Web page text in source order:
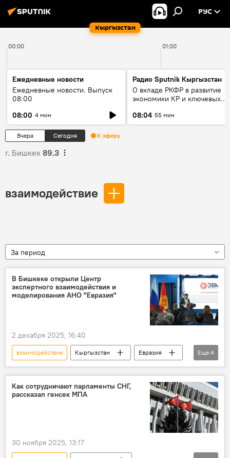
Кыргызстан
РУС
00:00 01:00
Ежедневные новости
Ежедневные новости. Выпуск
08:00
08:00 4 мин
Радио Sputnik Кыргызстан
О вкладе РКФР в развитие
экономики КР и ключевых
08:04 55 мин
Вчера Сегодня К эфиру
г. Бишкек 89.3
взаимодействие
За период
В Бишкеке открыли Центр
экспертного взаимодействия и
моделирования АНО "Евразия"
2 декабря 2025, 16:40
взаимодействие Кыргызстан
Евразия
АНО "Евразия"
интеграция
эксперты
центр
Еще 4
Как сотрудничают парламенты СНГ,
рассказал генсек МПА
30 ноября 2025, 13:17